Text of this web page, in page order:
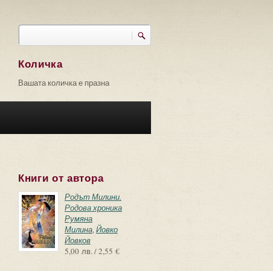
Търси
Количка
Вашата количка е празна
Книги от автора
Родът Милини.
Родова хроника
Румяна
Милина,Йовко
Йовков
5,00 лв. / 2,55 €